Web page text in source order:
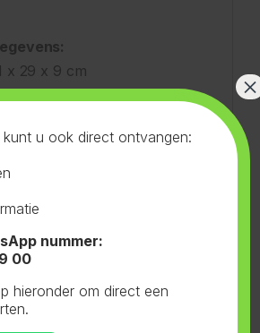
x 29 x 9 cm
15A
4
1
600 watt of 6x 400 watt
IP44
1 jaar
kunt u ook direct ontvangen:
nummer:
00
hieronder om direct een
×